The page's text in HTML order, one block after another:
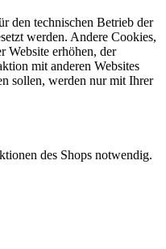
den technischen Betrieb der
werden. Andere Cookies,
Website erhöhen, der
mit anderen Websites
sollen, werden nur mit Ihrer
des Shops notwendig.